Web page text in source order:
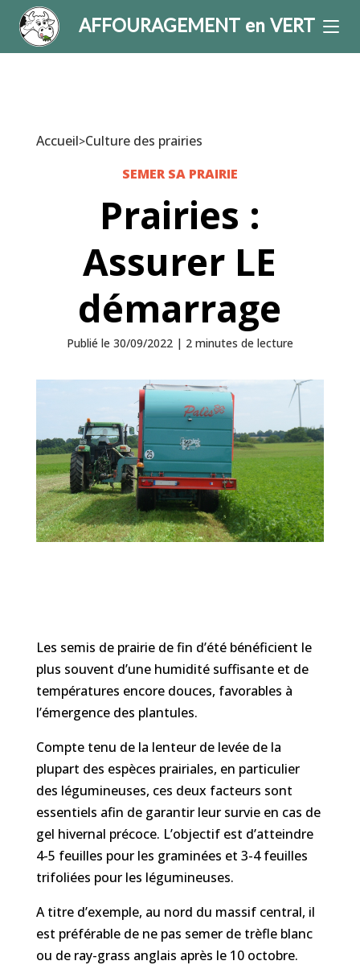
AFFOURAGEMENT en VERT
Accueil>Culture des prairies
SEMER SA PRAIRIE
Prairies :
Assurer LE
démarrage
Publié le 30/09/2022 | 2 minutes de lecture
Les semis de prairie de fin d’été bénéficient le
plus souvent d’une humidité suffisante et de
températures encore douces, favorables à
l’émergence des plantules.
Compte tenu de la lenteur de levée de la
plupart des espèces prairiales, en particulier
des légumineuses, ces deux facteurs sont
essentiels afin de garantir leur survie en cas de
gel hivernal précoce. L’objectif est d’atteindre
4-5 feuilles pour les graminées et 3-4 feuilles
trifoliées pour les légumineuses.
A titre d’exemple, au nord du massif central, il
est préférable de ne pas semer de trèfle blanc
ou de ray-grass anglais après le 10 octobre.